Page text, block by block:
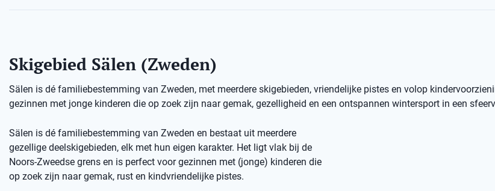
Skigebied Sälen (Zweden)
Sälen is dé familiebestemming van Zweden, met meerdere skigebieden, vriendelijke pistes en volop
gezinnen met jonge kinderen die op zoek zijn naar gemak, gezelligheid en een ontspannen wintersport in een
Sälen is dé familiebestemming van Zweden en bestaat uit meerdere
gezellige deelskigebieden, elk met hun eigen karakter. Het ligt vlak bij de
Noors-Zweedse grens en is perfect voor gezinnen met (jonge) kinderen die
op zoek zijn naar gemak, rust en kindvriendelijke pistes.